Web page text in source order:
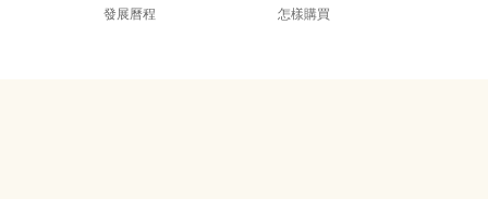
發展曆程
怎樣購買